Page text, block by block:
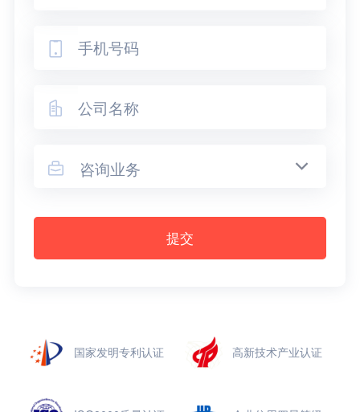


 咨询业务
提交
国家发明专利认证 高新技术产业认证